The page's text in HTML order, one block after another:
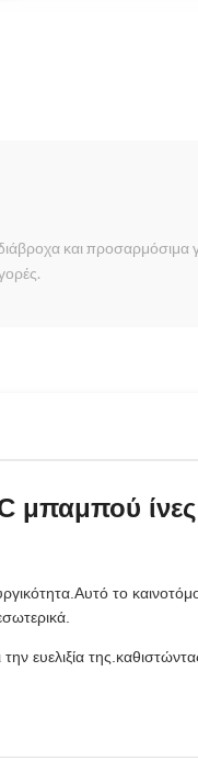
και προσαρμόσιμα
μπαμπού ίνες
το
ευελιξία